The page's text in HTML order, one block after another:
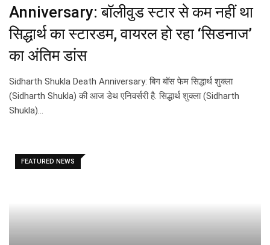
Anniversary: बॉलीवुड स्टार से कम नहीं था
सिद्धार्थ का स्टारडम, वायरल हो रहा ‘सिडनाज’
का अंतिम डांस
Sidharth Shukla Death Anniversary: बिग बॉस फेम सिद्धार्थ शुक्ला
(Sidharth Shukla) की आज डेथ एनिवर्सरी है. सिद्धार्थ शुक्ला (Sidharth
Shukla)…
FEATURED NEWS